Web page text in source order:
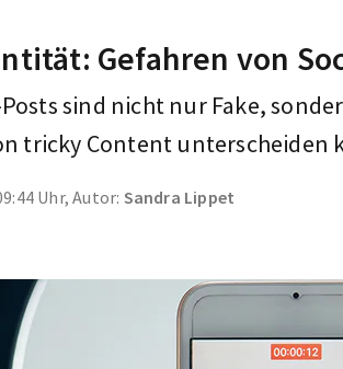
Gefahren von
sind nicht nur Fake,
tricky Content unterscheiden
Uhr, Autor: Sandra Lippet